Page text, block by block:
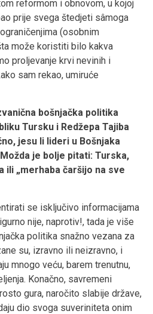
reformom i obnovom, u kojoj
prije svega štedjeti sâmoga
(osobnim
može koristiti bilo kakva
proljevanje krvi nevinih i
sam rekao, umiruće
bošnjačka politika
Tursku i Redžepa Tajiba
jesu li lideri u Bošnjaka
je bolje pitati: Turska,
ili „merhaba čaršijo na sve
se isključivo informacijama
nije, naprotiv!, tada je više
politika snažno vezana za
su, izravno ili neizravno, i
mnogo veću, barem trenutnu,
Konačno, savremeni
gura, naročito slabije države,
dio svoga suveriniteta onim